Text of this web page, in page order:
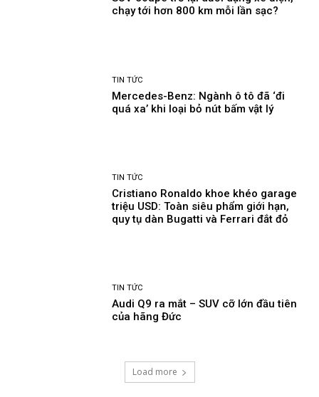
chạy tới hơn 800 km mỗi lần sạc?
TIN TỨC
Mercedes-Benz: Ngành ô tô đã ‘đi
quá xa’ khi loại bỏ nút bấm vật lý
TIN TỨC
Cristiano Ronaldo khoe khéo garage
triệu USD: Toàn siêu phẩm giới hạn,
quy tụ dàn Bugatti và Ferrari đắt đỏ
TIN TỨC
Audi Q9 ra mắt – SUV cỡ lớn đầu tiên
của hãng Đức
Load more